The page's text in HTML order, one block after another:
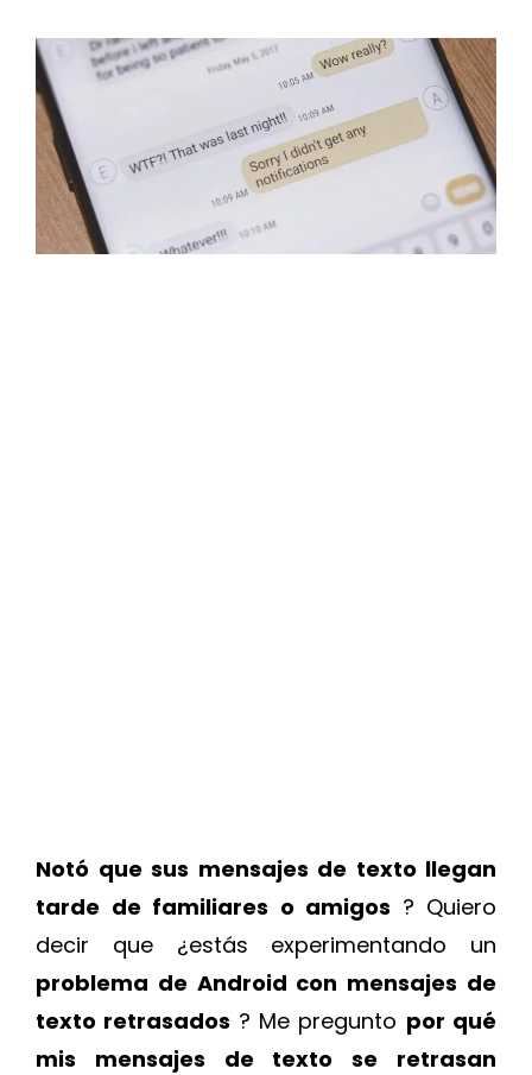
Notó que sus mensajes de texto llegan
tarde de familiares o amigos ? Quiero
decir que ¿estás experimentando un
problema de Android con mensajes de
texto retrasados ? Me pregunto por qué
mis mensajes de texto se retrasan